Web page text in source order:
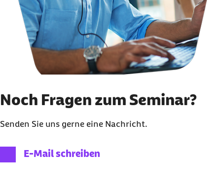
Noch Fragen zum Seminar?
Senden Sie uns gerne eine Nachricht.
E-Mail schreiben